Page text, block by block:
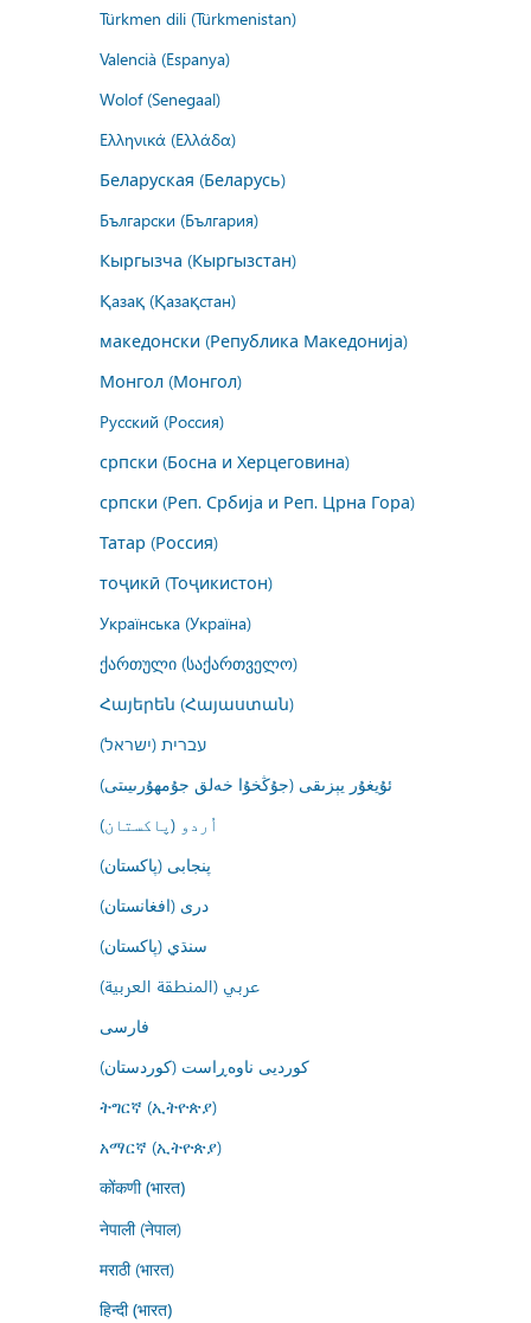
Türkmen dili (Türkmenistan)
Valencià (Espanya)
Wolof (Senegaal)
Ελληνικά (Ελλάδα)
Беларуская (Беларусь)
Български (България)
Кыргызча (Кыргызстан)
Қазақ (Қазақстан)
македонски (Република Македонија)
Монгол (Монгол)
Русский (Россия)
српски (Босна и Херцеговина)
српски (Реп. Србија и Реп. Црна Гора)
Татар (Россия)
тоҷикӣ (Тоҷикистон)
Українська (Україна)
ქართული (საქართველო)
Հայերեն (Հայաստան)
עברית (ישראל)
ئۇيغۇر يېزىقى (جۇڭخۇا خەلق جۇمھۇرىيىتى)
اُردو (پاکستان)
پنجابی (پاکستان)
درى (افغانستان)
سنڌي (پاکستان)
عربي (المنطقة العربية)
فارسى
کوردیی ناوەڕاست (کوردستان)
ትግርኛ (ኢትዮጵያ)
አማርኛ (ኢትዮጵያ)
कोंकणी (भारत)
नेपाली (नेपाल)
मराठी (भारत)
हिन्दी (भारत)